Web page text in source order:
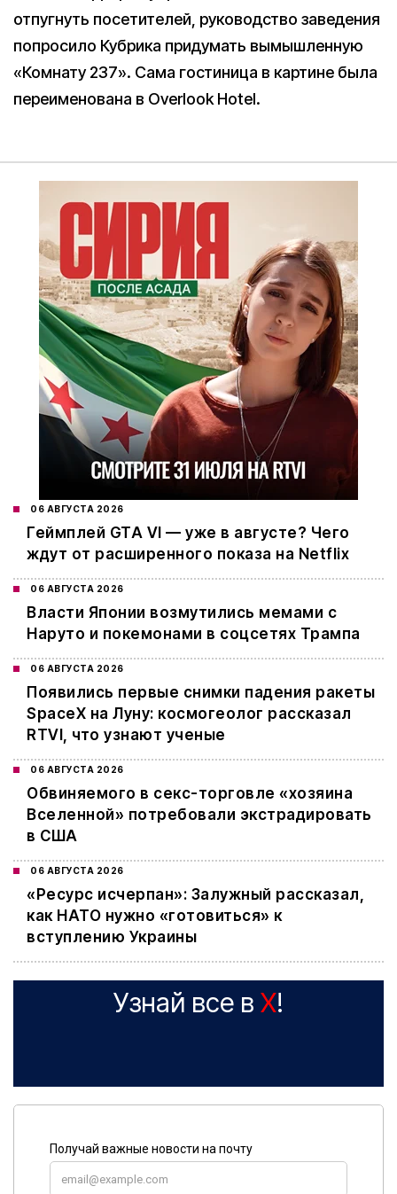
отпугнуть посетителей, руководство заведения
попросило Кубрика придумать вымышленную
«Комнату 237». Сама гостиница в картине была
переименована в Overlook Hotel.
06 АВГУСТА 2026
Геймплей GTA VI — уже в августе? Чего
ждут от расширенного показа на Netflix
06 АВГУСТА 2026
Власти Японии возмутились мемами с
Наруто и покемонами в соцсетях Трампа
06 АВГУСТА 2026
Появились первые снимки падения ракеты
SpaceX на Луну: космогеолог рассказал
RTVI, что узнают ученые
06 АВГУСТА 2026
Обвиняемого в секс-торговле «хозяина
Вселенной» потребовали экстрадировать
в США
06 АВГУСТА 2026
«Ресурс исчерпан»: Залужный рассказал,
как НАТО нужно «готовиться» к
вступлению Украины
Узнай все в X!